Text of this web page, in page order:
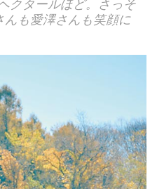
クタールほど。さっそ
んも愛澤さんも笑顔に